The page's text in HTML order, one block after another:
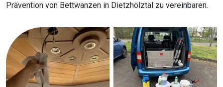
Prävention von Bettwanzen in Dietzhölztal zu vereinbaren.